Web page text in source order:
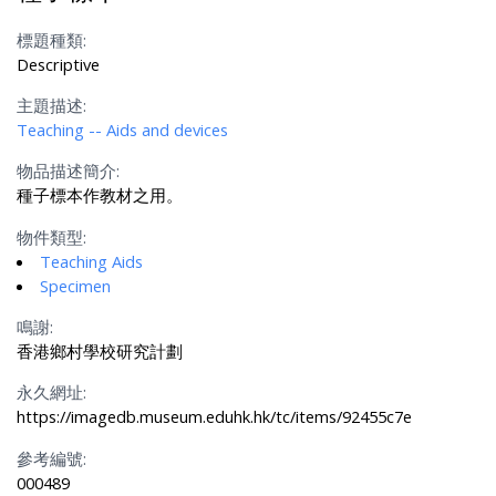
標題種類:
Descriptive
主題描述:
Teaching -- Aids and devices
物品描述簡介:
種子標本作教材之用。
物件類型:
Teaching Aids
Specimen
鳴謝:
香港鄉村學校研究計劃
永久網址:
https://imagedb.museum.eduhk.hk/tc/items/92455c7e
參考編號:
000489